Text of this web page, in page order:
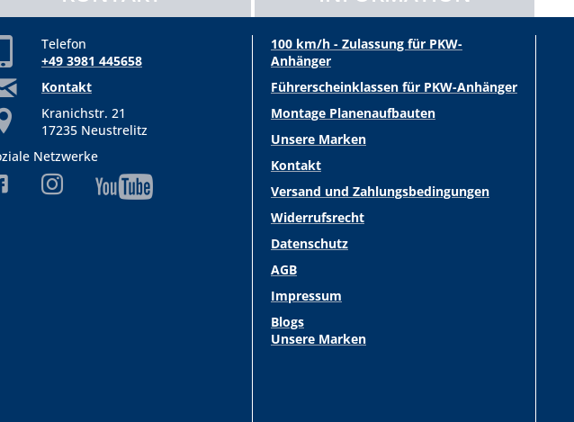
Telefon
+49 3981 445658
Kontakt
Kranichstr. 21
17235 Neustrelitz
Netzwerke
100 km/h - Zulassung für PKW-
Anhänger
Führerscheinklassen für PKW-Anhänger
Montage Planenaufbauten
Unsere Marken
Kontakt
Versand und Zahlungsbedingungen
Widerrufsrecht
Datenschutz
AGB
Impressum
Blogs
Unsere Marken